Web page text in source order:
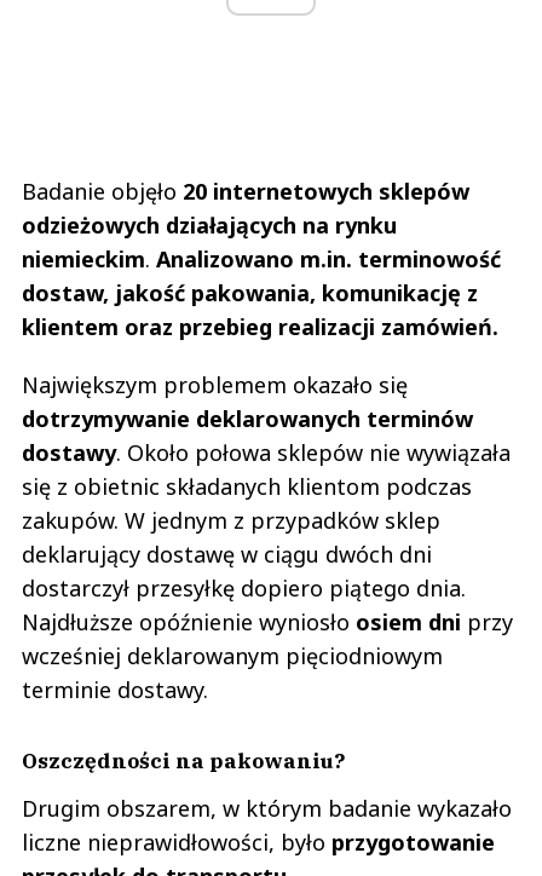
Badanie objęło 20 internetowych sklepów
odzieżowych działających na rynku
niemieckim. Analizowano m.in. terminowość
dostaw, jakość pakowania, komunikację z
klientem oraz przebieg realizacji zamówień.
Największym problemem okazało się
dotrzymywanie deklarowanych terminów
dostawy. Około połowa sklepów nie wywiązała
się z obietnic składanych klientom podczas
zakupów. W jednym z przypadków sklep
deklarujący dostawę w ciągu dwóch dni
dostarczył przesyłkę dopiero piątego dnia.
Najdłuższe opóźnienie wyniosło osiem dni przy
wcześniej deklarowanym pięciodniowym
terminie dostawy.
Oszczędności na pakowaniu?
Drugim obszarem, w którym badanie wykazało
liczne nieprawidłowości, było przygotowanie